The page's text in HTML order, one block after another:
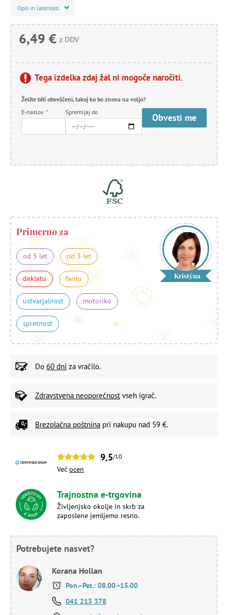
Opis in lastnosti
6,49 € z DDV
Tega izdelka zdaj žal ni mogoče naročiti.
Želite biti obveščeni, takoj ko bo znova na voljo?
E-naslov * Spremljaj do Obvesti me
Primerno za
od 5 let od 3 let
dekletu fantu
ustvarjalnost motoriko
spretnost
Kristýna
Do 60 dni za vračilo.
Zdravstvena neoporečnost vseh igrač.
Brezplačna poštnina pri nakupu nad 59 €.
9,5/10
Več ocen
Trajnostna e-trgovina
Življenjsko okolje in skrb za
zaposlene jemljemo resno.
Potrebujete nasvet?
Korana Hollan
Pon.–Pet.: 08.00–15.00
041 213 378